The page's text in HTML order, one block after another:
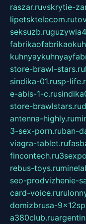
raszar.ruvskrytie-
lipetsktelecom.ru
seksuzb.ru
store-brawl-stars.ru
sindika-01.rusp-
e-abis-1-c.ru
store-brawlstars.ru
antenna-highly.ru
3-sex-porn.ruban-
viagra-tablet.ru
fincontech.ru
rebus-toys.ru
seo-prodvizhenie-
card-voice.ru
domizbrusa-
a380club.ru